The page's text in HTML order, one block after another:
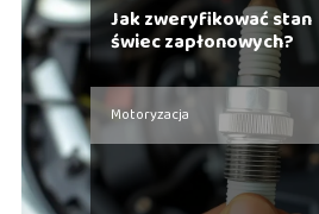
Jak zweryfikować stan
świec zapłonowych?
Motoryzacja